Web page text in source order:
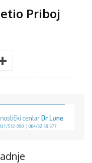
Priboj